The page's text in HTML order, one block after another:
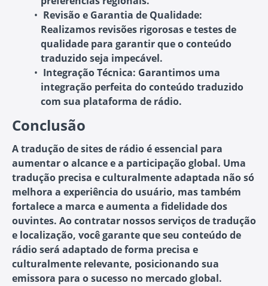
Revisão e Garantia de Qualidade:
Realizamos revisões rigorosas e testes de
qualidade para garantir que o conteúdo
traduzido seja impecável.
Integração Técnica: Garantimos uma
integração perfeita do conteúdo traduzido
com sua plataforma de rádio.
Conclusão
A tradução de sites de rádio é essencial para
aumentar o alcance e a participação global. Uma
tradução precisa e culturalmente adaptada não só
melhora a experiência do usuário, mas também
fortalece a marca e aumenta a fidelidade dos
ouvintes. Ao contratar nossos serviços de tradução
e localização, você garante que seu conteúdo de
rádio será adaptado de forma precisa e
culturalmente relevante, posicionando sua
emissora para o sucesso no mercado global.